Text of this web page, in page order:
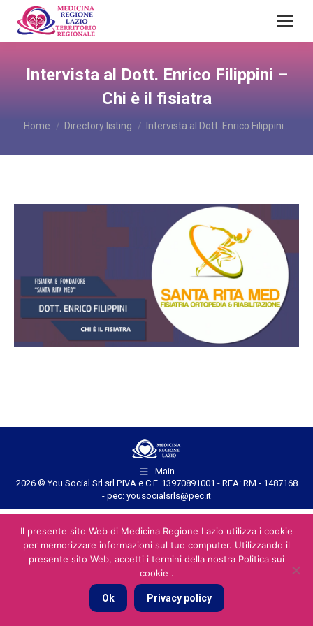
Intervista al Dott. Enrico Filippini –
Chi è il fisiatra
You are here:
Home Directory listing Intervista al Dott. Enrico Filippini…
Main
2026 © You Social Srl srl P.IVA e C.F. 13970891001 - REA: RM - 1487168
- pec: yousocialsrls@pec.it
Il presente sito Web di Medicina Regione Lazio utilizza i cookie
per memorizzare informazioni sul tuo computer. Utilizzando il
presente sito Web, accetti i termini della nostra Politica sui
cookie .
Ok Privacy policy